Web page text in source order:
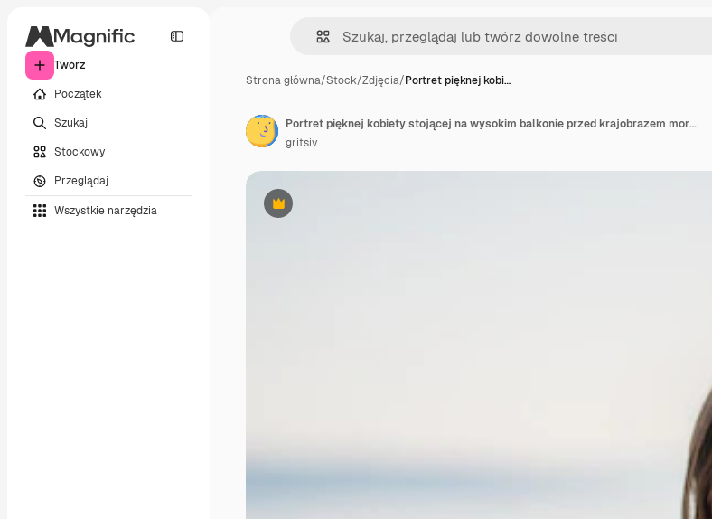
Twórz
Początek
Szukaj
Stockowy
Przeglądaj
Wszystkie narzędzia
Strona główna/Stock/Zdjęcia/Portret pięknej kobi…
Premium
Portret pięknej kobiety stojącej na wysokim balkonie przed krajobrazem morskim
gritsiv